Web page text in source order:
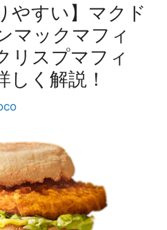
やすい】マクド
マックマフィ
リスプマフィ
しく解説！